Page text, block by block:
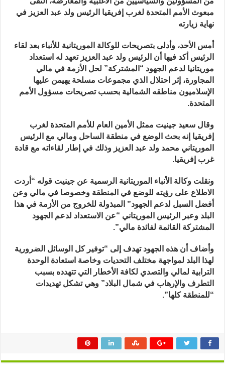
موريتانيا
حول
قضايا
مغلقة
مبعوث الأمم المتحدة لغرب إفريقيا الرئيس ولد عبد العزيز في
نهاية زيارته
أمس الأحد، وأدلى بتصريحات للوكالة الموريتانية للأنباء بعد لقاء
الرئيس أكد فيها أن الرئيس ولد عبد العزيز تعهد له استعداد
موريتانيا لدعم الجهود “المشتركة” لحل الأزمة في مالي
المجاورة، إثر احتلال الذي مجموعات مسلحة يهيمن عليها
الإسلاميون مناطقه الشمالية بحسب تصريحات مسؤول الأمم
المتحدة.
وقال سعيد جينيت ممثل الأمين العام للأمم المتحدة لغرب
إفريقيا إنه بحث الوضع في منطقة الساحل ومالي مع الرئيس
الموريتاني محمد ولد عبد العزيز وذلك في إطار لقاءاته مع قادة
غرب إفريقيا.
ونقلت وكالة الأنباء الموريتانية الرسمية عن جينيت قوله “أردت
الاطلاع على رؤيته للوضع في المنطقة وخصوصا في مالي وعن
أفضل السبل لدعم الجهود” المبذولة للخروج من الأزمة في هذا
البلد وعبر الرئيس الموريتاني “عن الاستعداد لدعم الجهود
المشتركة القائمة لفائدة مالي”.
وأضاف أن هذه الجهود تهدف إلى “توفير كل الوسائل الضرورية
لهذا البلد لمواجهة مختلف التحديات وخاصة استعادة الوحدة
الترابية لمالي والتصدي لكافة الأخطار التي تتهدده بسبب
التطرف والإرهاب في شمال البلاد” وهي تشكل تهديدات
“للمنطقة كلها”.